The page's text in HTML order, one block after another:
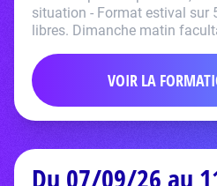
situation - Format estival sur
libres. Dimanche matin
VOIR LA
Du 07/09/26 au